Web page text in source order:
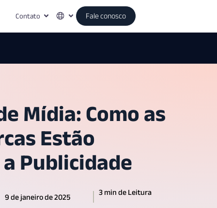
Contato Fale conosco
Mídia: Como as
Estão
Publicidade
9 de janeiro de 2025
3 min de Leitura